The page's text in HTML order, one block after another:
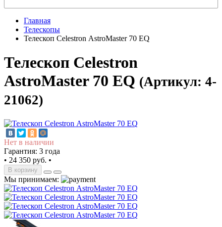
Главная
Телескопы
Телескоп Celestron АstroMaster 70 EQ
Телескоп Celestron
АstroMaster 70 EQ (Артикул: 4-
21062)
Нет в наличии
Гарантия: 3 года
• 24 350 руб. •
В корзину
Мы принимаем: